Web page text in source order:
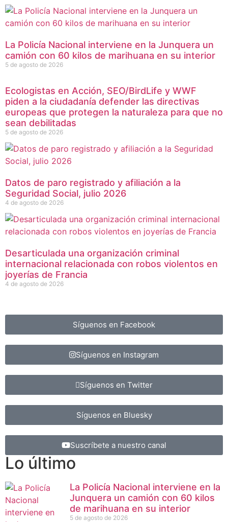
La Policía Nacional interviene en la Junquera un
camión con 60 kilos de marihuana en su interior
5 de agosto de 2026
Ecologistas en Acción, SEO/BirdLife y WWF
piden a la ciudadanía defender las directivas
europeas que protegen la naturaleza para que no
sean debilitadas
5 de agosto de 2026
Datos de paro registrado y afiliación a la
Seguridad Social, julio 2026
4 de agosto de 2026
Desarticulada una organización criminal
internacional relacionada con robos violentos en
joyerías de Francia
4 de agosto de 2026
Síguenos en Facebook
Síguenos en Instagram
Síguenos en Twitter
Síguenos en Bluesky
Suscríbete a nuestro canal
Lo último
La Policía Nacional interviene en la
Junquera un camión con 60 kilos
de marihuana en su interior
5 de agosto de 2026